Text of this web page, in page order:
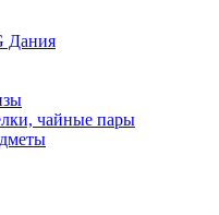
Дания
чайные пары